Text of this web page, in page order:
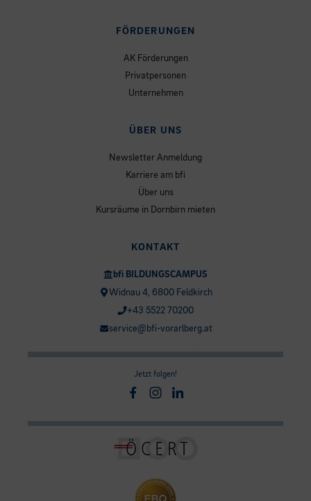
FÖRDERUNGEN
AK Förderungen
Privatpersonen
Unternehmen
ÜBER UNS
Newsletter Anmeldung
Karriere am bfi
Über uns
Kursräume in Dornbirn mieten
KONTAKT
bfi BILDUNGSCAMPUS
Widnau 4, 6800 Feldkirch
+43 5522 70200
service@bfi-vorarlberg.at
Jetzt folgen!
Facebook
Instagram
Linkedin